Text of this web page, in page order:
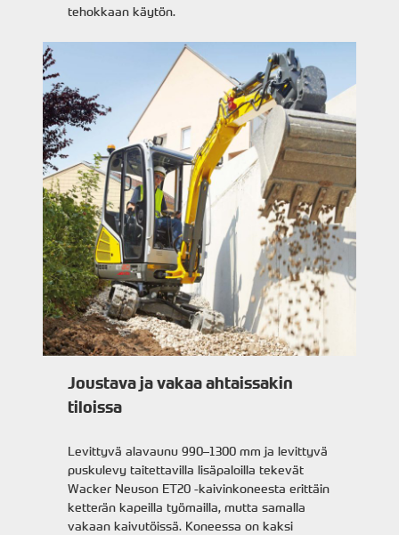
tehokkaan käytön.
Joustava ja vakaa ahtaissakin
tiloissa
Levittyvä alavaunu 990–1300 mm ja levittyvä
puskulevy taitettavilla lisäpaloilla tekevät
Wacker Neuson ET20 -kaivinkoneesta erittäin
ketterän kapeilla työmailla, mutta samalla
vakaan kaivutöissä. Koneessa on kaksi